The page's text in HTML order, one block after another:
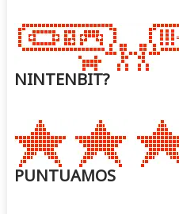
NINTENBIT?
PUNTUAMOS